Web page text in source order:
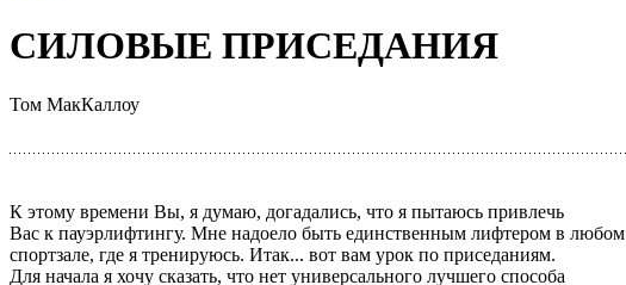
СИЛОВЫЕ ПРИСЕДАНИЯ
Том МакКаллоу
К этому времени Вы, я думаю, догадались, что я пытаюсь привлечь
Вас к пауэрлифтингу. Мне надоело быть единственным лифтером в любом
спортзале, где я тренируюсь. Итак... вот вам урок по приседаниям.
Для начала я хочу сказать, что нет универсального лучшего способа